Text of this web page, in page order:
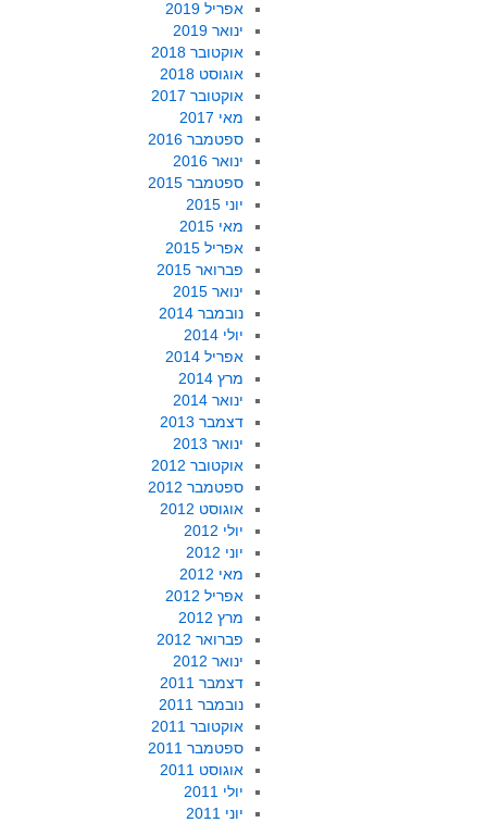
אפריל 2019
ינואר 2019
אוקטובר 2018
אוגוסט 2018
אוקטובר 2017
מאי 2017
ספטמבר 2016
ינואר 2016
ספטמבר 2015
יוני 2015
מאי 2015
אפריל 2015
פברואר 2015
ינואר 2015
נובמבר 2014
יולי 2014
אפריל 2014
מרץ 2014
ינואר 2014
דצמבר 2013
ינואר 2013
אוקטובר 2012
ספטמבר 2012
אוגוסט 2012
יולי 2012
יוני 2012
מאי 2012
אפריל 2012
מרץ 2012
פברואר 2012
ינואר 2012
דצמבר 2011
נובמבר 2011
אוקטובר 2011
ספטמבר 2011
אוגוסט 2011
יולי 2011
יוני 2011